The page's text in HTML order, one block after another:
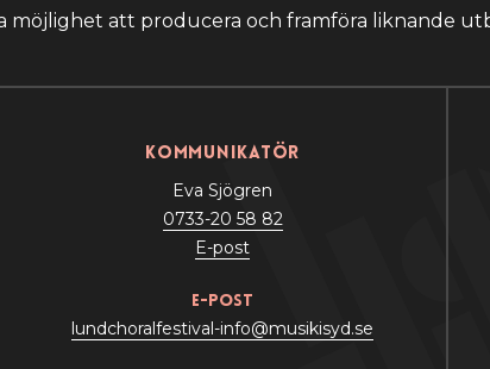
möjlighet att producera och framföra liknande
Kommunikatör
Eva Sjögren
0733-20 58 82
E-post
e-post
lundchoralfestival-info@musikisyd.se